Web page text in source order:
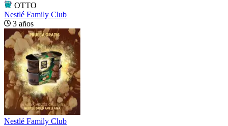
OTTO
Nestlé Family Club
3 años
Nestlé Family Club